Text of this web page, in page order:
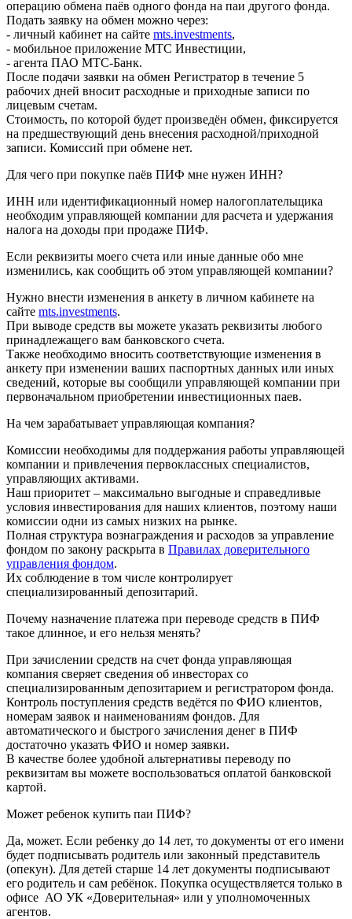
операцию обмена паёв одного фонда на паи другого фонда.
Подать заявку на обмен можно через:
- личный кабинет на сайте mts.investments,
- мобильное приложение МТС Инвестиции,
- агента ПАО МТС-Банк.
После подачи заявки на обмен Регистратор в течение 5
рабочих дней вносит расходные и приходные записи по
лицевым счетам.
Стоимость, по которой будет произведён обмен, фиксируется
на предшествующий день внесения расходной/приходной
записи. Комиссий при обмене нет.
Для чего при покупке паёв ПИФ мне нужен ИНН?
ИНН или идентификационный номер налогоплательщика
необходим управляющей компании для расчета и удержания
налога на доходы при продаже ПИФ.
Если реквизиты моего счета или иные данные обо мне
изменились, как сообщить об этом управляющей компании?
Нужно внести изменения в анкету в личном кабинете на
сайте mts.investments.
При выводе средств вы можете указать реквизиты любого
принадлежащего вам банковского счета.
Также необходимо вносить соответствующие изменения в
анкету при изменении ваших паспортных данных или иных
сведений, которые вы сообщили управляющей компании при
первоначальном приобретении инвестиционных паев.
На чем зарабатывает управляющая компания?
Комиссии необходимы для поддержания работы управляющей
компании и привлечения первоклассных специалистов,
управляющих активами.
Наш приоритет – максимально выгодные и справедливые
условия инвестирования для наших клиентов, поэтому наши
комиссии одни из самых низких на рынке.
Полная структура вознаграждения и расходов за управление
фондом по закону раскрыта в Правилах доверительного
управления фондом.
Их соблюдение в том числе контролирует
специализированный депозитарий.
Почему назначение платежа при переводе средств в ПИФ
такое длинное, и его нельзя менять?
При зачислении средств на счет фонда управляющая
компания сверяет сведения об инвесторах со
специализированным депозитарием и регистратором фонда.
Контроль поступления средств ведётся по ФИО клиентов,
номерам заявок и наименованиям фондов. Для
автоматического и быстрого зачисления денег в ПИФ
достаточно указать ФИО и номер заявки.
В качестве более удобной альтернативы переводу по
реквизитам вы можете воспользоваться оплатой банковской
картой.
Может ребенок купить паи ПИФ?
Да, может. Если ребенку до 14 лет, то документы от его имени
будет подписывать родитель или законный представитель
(опекун). Для детей старше 14 лет документы подписывают
его родитель и сам ребёнок. Покупка осуществляется только в
офисе АО УК «Доверительная» или у уполномоченных
агентов.